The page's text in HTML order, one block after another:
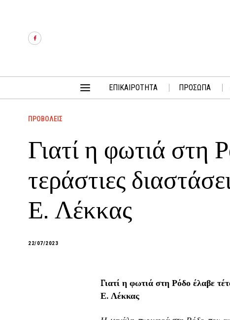
ΕΠΙΚΑΙΡΟΤΗΤΑ ΠΡΟΣΩΠΑ
ΠΡΟΒΟΛΕΙΣ
Γιατί η φωτιά στη
τεράστιες
Ε. Λέκκας
22/07/2023
Γιατί η φωτιά στη Ρόδο έλαβε
Ε. Λέκκας